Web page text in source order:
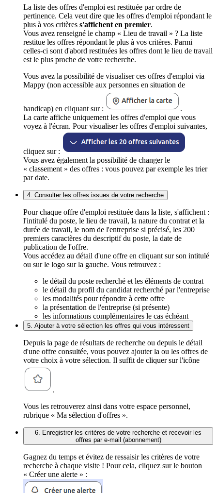
La liste des offres d'emploi est restituée par ordre de
pertinence. Cela veut dire que les offres d'emploi répondant le
plus à vos critères s'affichent en premier.
Vous avez renseigné le champ « Lieu de travail » ? La liste
restitue les offres répondant le plus à vos critères. Parmi
celles-ci sont d'abord restituées les offres dont le lieu de travail
est le plus proche de votre recherche.
Vous avez la possibilité de visualiser ces offres d'emploi via
Mappy (non accessible aux personnes en situation de
handicap) en cliquant sur :
.
La carte affiche uniquement les offres d'emploi que vous
voyez à l'écran. Pour visualiser les offres d'emploi suivantes,
cliquez sur :
Vous avez également la possibilité de changer le
« classement » des offres : vous pouvez par exemple les trier
par date.
4. Consulter les offres issues de votre recherche
Pour chaque offre d'emploi restituée dans la liste, s'affichent :
l'intitulé du poste, le lieu de travail, la nature du contrat et la
durée de travail, le nom de l'entreprise si précisé, les 200
premiers caractères du descriptif du poste, la date de
publication de l'offre.
Vous accédez au détail d'une offre en cliquant sur son intitulé
ou sur le logo sur la gauche. Vous retrouvez :
le détail du poste recherché et les éléments de contrat
le détail du profil du candidat recherché par l'entreprise
les modalités pour répondre à cette offre
la présentation de l'entreprise (si présente)
les informations complémentaires le cas échéant
5. Ajouter à votre sélection les offres qui vous intéressent
Depuis la page de résultats de recherche ou depuis le détail
d'une offre consultée, vous pouvez ajouter la ou les offres de
votre choix à votre sélection. Il suffit de cliquer sur l'icône
.
Vous les retrouverez ainsi dans votre espace personnel,
rubrique « Ma sélection d'offres ».
6. Enregistrer les critères de votre recherche et recevoir les
offres par e-mail (abonnement)
Gagnez du temps et évitez de ressaisir les critères de votre
recherche à chaque visite ! Pour cela, cliquez sur le bouton
« Créer une alerte » :